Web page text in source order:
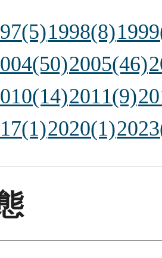
1998(8)
2005(46)
2011(9)
2020(1)